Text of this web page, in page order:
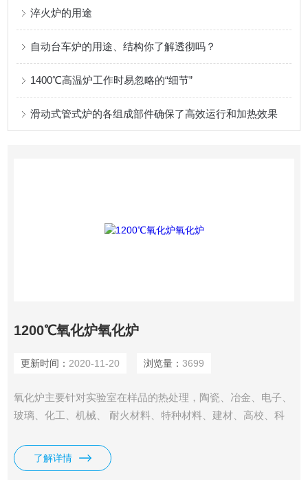
淬火炉的用途
自动台车炉的用途、结构你了解透彻吗？
1400℃高温炉工作时易忽略的“细节”
滑动式管式炉的各组成部件确保了高效运行和加热效果
1200℃氧化炉氧化炉
更新时间： 2020-11-20 浏览量： 3699
氧化炉主要针对实验室在样品的热处理，陶瓷、冶金、电子、
玻璃、化工、机械、 耐火材料、特种材料、建材、高校、科
处理、质高校、科研院所、金属构件在实际使用过程中有时会
经受冷—热循环。
了解详情